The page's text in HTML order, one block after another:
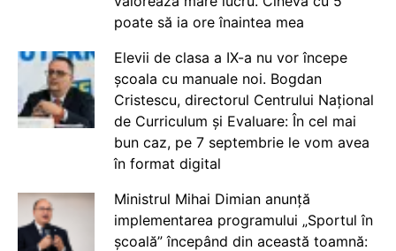
poate să ia ore înaintea mea
Elevii de clasa a IX-a nu vor începe
școala cu manuale noi. Bogdan
Cristescu, directorul Centrului Național
de Curriculum și Evaluare: În cel mai
bun caz, pe 7 septembrie le vom avea
în format digital
Ministrul Mihai Dimian anunță
implementarea programului „Sportul în
școală” începând din această toamnă: